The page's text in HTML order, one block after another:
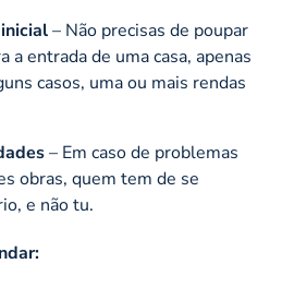
– Não precisas de poupar
a entrada de uma casa, apenas
casos, uma ou mais rendas
– Em caso de problemas
obras, quem tem de se
e não tu.